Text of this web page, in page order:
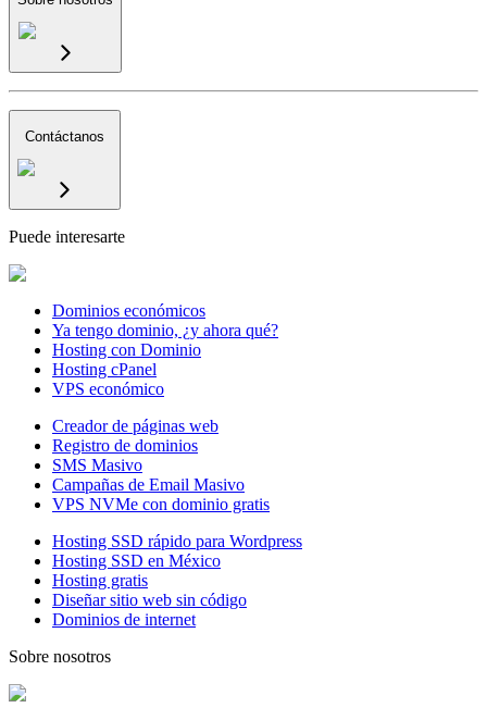
Contáctanos
Puede interesarte
Dominios económicos
Ya tengo dominio, ¿y ahora qué?
Hosting con Dominio
Hosting cPanel
VPS económico
Creador de páginas web
Registro de dominios
SMS Masivo
Campañas de Email Masivo
VPS NVMe con dominio gratis
Hosting SSD rápido para Wordpress
Hosting SSD en México
Hosting gratis
Diseñar sitio web sin código
Dominios de internet
Sobre nosotros